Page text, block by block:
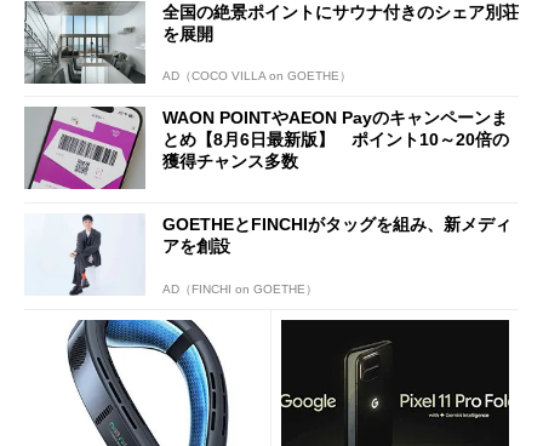
全国の絶景ポイントにサウナ付きのシェア別荘
を展開
AD（COCO VILLA on GOETHE）
WAON POINTやAEON Payのキャンペーンま
とめ【8月6日最新版】 ポイント10～20倍の
獲得チャンス多数
GOETHEとFINCHIがタッグを組み、新メディ
アを創設
AD（FINCHI on GOETHE）